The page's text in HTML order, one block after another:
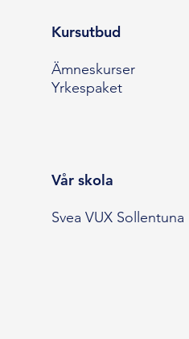
Kursutbud
Ämneskurser
Yrkespaket
Vår skola
Svea VUX Sollentuna